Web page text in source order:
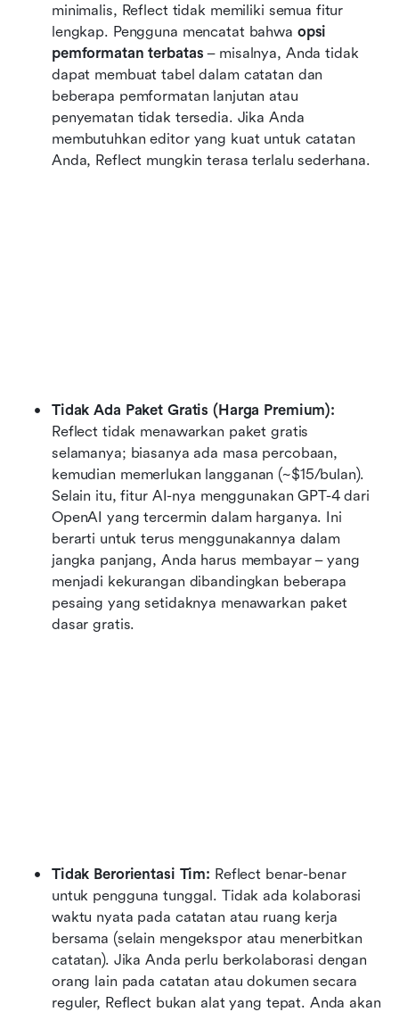
minimalis, Reflect tidak memiliki semua fitur
lengkap. Pengguna mencatat bahwa opsi
pemformatan terbatas – misalnya, Anda tidak
dapat membuat tabel dalam catatan dan
beberapa pemformatan lanjutan atau
penyematan tidak tersedia. Jika Anda
membutuhkan editor yang kuat untuk catatan
Anda, Reflect mungkin terasa terlalu sederhana.
Tidak Ada Paket Gratis (Harga Premium):
Reflect tidak menawarkan paket gratis
selamanya; biasanya ada masa percobaan,
kemudian memerlukan langganan (~$15/bulan).
Selain itu, fitur AI-nya menggunakan GPT-4 dari
OpenAI yang tercermin dalam harganya. Ini
berarti untuk terus menggunakannya dalam
jangka panjang, Anda harus membayar – yang
menjadi kekurangan dibandingkan beberapa
pesaing yang setidaknya menawarkan paket
dasar gratis.
Tidak Berorientasi Tim: Reflect benar-benar
untuk pengguna tunggal. Tidak ada kolaborasi
waktu nyata pada catatan atau ruang kerja
bersama (selain mengekspor atau menerbitkan
catatan). Jika Anda perlu berkolaborasi dengan
orang lain pada catatan atau dokumen secara
reguler, Reflect bukan alat yang tepat. Anda akan